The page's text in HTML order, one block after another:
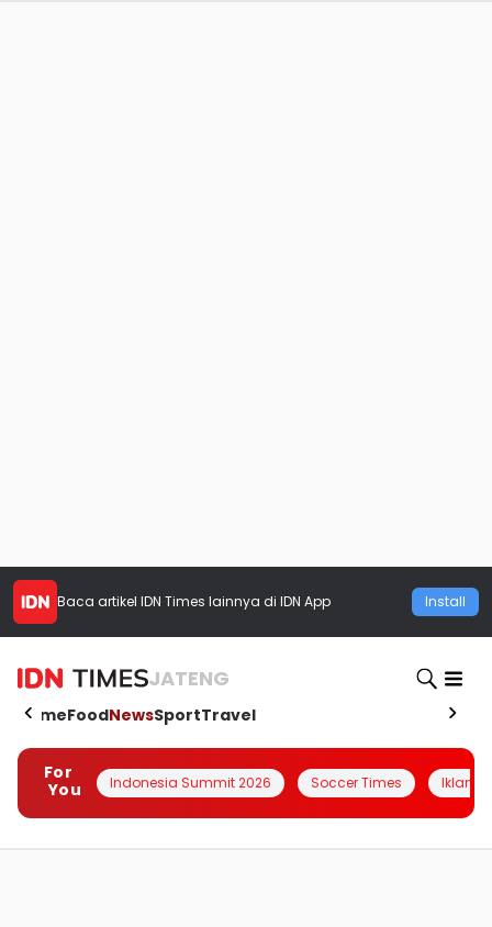
Baca artikel IDN Times lainnya di IDN App Install
JATENG
HomeFoodNewsSportTravel
For
You
Indonesia Summit 2026 Soccer Times Iklanin